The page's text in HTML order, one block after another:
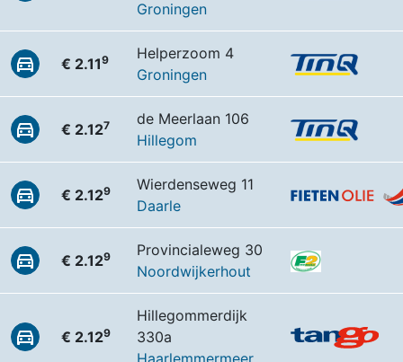
Groningen
€ 2.119
Helperzoom 4
Groningen
€ 2.127
de Meerlaan 106
Hillegom
€ 2.129
Wierdenseweg 11
Daarle
€ 2.129
Provincialeweg 30
Noordwijkerhout
€ 2.129
Hillegommerdijk
330a
Haarlemmermeer